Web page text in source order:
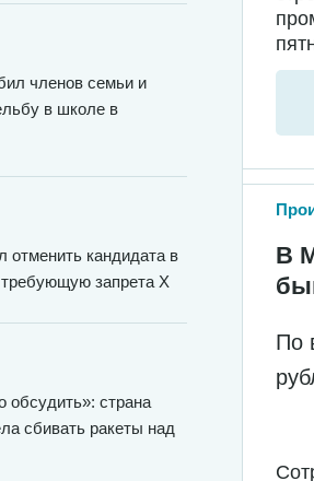
членов семьи и
в школе в
отменить кандидата в
запрета X
обсудить»: страна
сбивать ракеты над
В
По